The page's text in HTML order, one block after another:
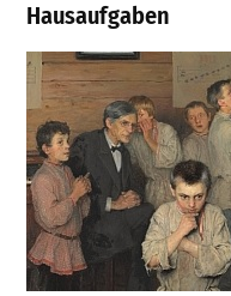
Hausaufgaben